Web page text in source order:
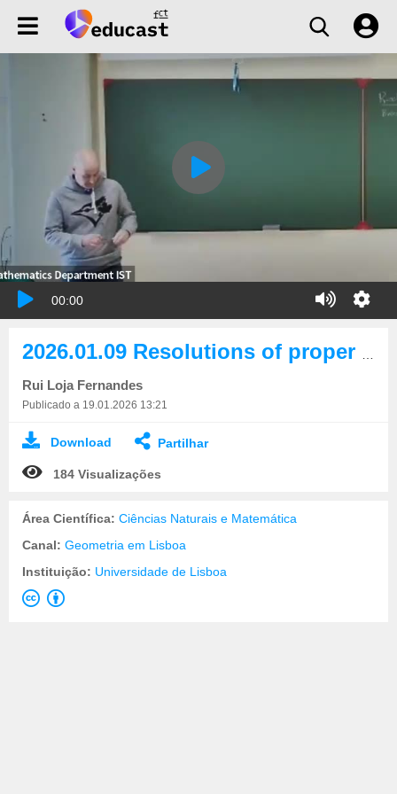
00:00
Rui Loja Fernandes
Publicado a 19.01.2026 13:21
Download Partilhar
184 Visualizações
Área Científica: Ciências Naturais e Matemática
Canal: Geometria em Lisboa
Instituição: Universidade de Lisboa